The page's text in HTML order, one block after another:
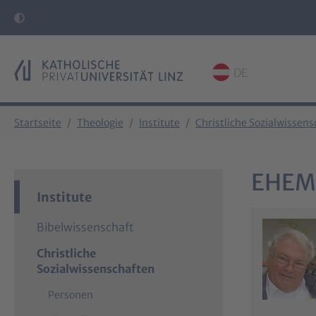
DE
Startseite Theologie Institute Christliche
Institute
Bibelwissenschaft
Christliche
Sozialwissenschaften
Personen